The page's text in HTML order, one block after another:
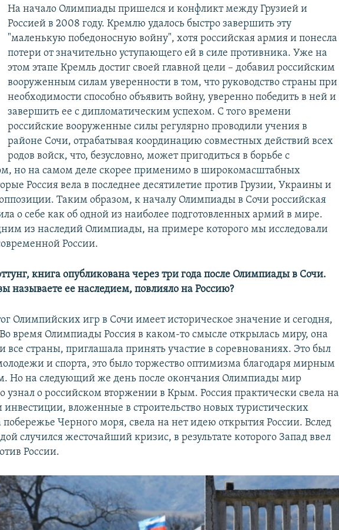
На начало Олимпиады пришелся и конфликт между Грузией и
Россией в 2008 году. Кремлю удалось быстро завершить эту
"маленькую победоносную войну", хотя российская армия и понесла
потери от значительно уступающего ей в силе противника. Уже на
этом этапе Кремль достиг своей главной цели – добавил российским
вооруженным силам уверенности в том, что руководство страны при
необходимости способно объявить войну, уверенно победить в ней и
завершить ее с дипломатическим успехом. С того времени
российские вооруженные силы регулярно проводили учения в
районе Сочи, отрабатывая координацию совместных действий всех
родов войск, что, безусловно, может пригодиться в борьбе с
но на самом деле скорее применимо в широкомасштабных
Россия вела в последнее десятилетие против Грузии, Украины и
Таким образом, к началу Олимпиады в Сочи российская
о себе как об одной из наиболее подготовленных армий в мире.
из наследий Олимпиады, на примере которого мы исследовали
России.
книга опубликована через три года после Олимпиады в Сочи.
называете ее наследием, повлияло на Россию?
Олимпийских игр в Сочи имеет историческое значение и сегодня,
Во время Олимпиады Россия в каком-то смысле открылась миру, она
все страны, приглашала принять участие в соревнованиях. Это был
и спорта, это было торжество оптимизма благодаря мирным
Но на следующий же день после окончания Олимпиады мир
узнал о российском вторжении в Крым. Россия практически свела на
инвестиции, вложенные в строительство новых туристических
побережье Черного моря, свела на нет идею открытия России. Вслед
случился жесточайший кризис, в результате которого Запад ввел
России.